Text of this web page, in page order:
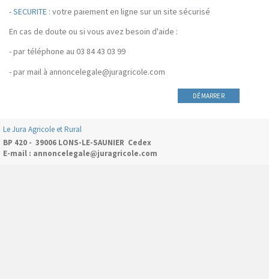
- SECURITE : votre paiement en ligne sur un site sécurisé
En cas de doute ou si vous avez besoin d'aide :
- par téléphone au 03 84 43 03 99
- par mail à annoncelegale@juragricole.com
DÉMARRER
Le Jura Agricole et Rural
BP 420 - 39006 LONS-LE-SAUNIER Cedex
E-mail : annoncelegale@juragricole.com